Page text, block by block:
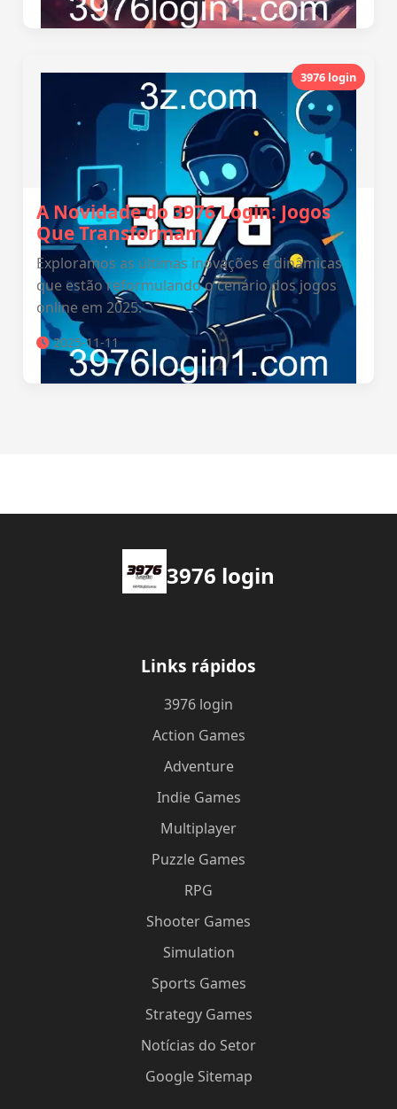
3976 login
A Novidade do 3976 Login: Jogos
Que Transformam
Exploramos as últimas inovações e dinâmicas
que estão reformulando o cenário dos jogos
online em 2025.
2025-11-11
3976 login
Links rápidos
3976 login
Action Games
Adventure
Indie Games
Multiplayer
Puzzle Games
RPG
Shooter Games
Simulation
Sports Games
Strategy Games
Notícias do Setor
Google Sitemap